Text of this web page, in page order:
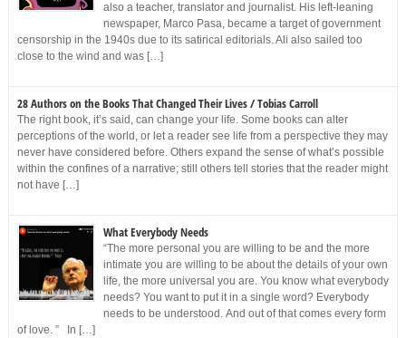
also a teacher, translator and journalist. His left-leaning
newspaper, Marco Pasa, became a target of government
censorship in the 1940s due to its satirical editorials. Ali also sailed too
close to the wind and was […]
28 Authors on the Books That Changed Their Lives / Tobias Carroll
The right book, it’s said, can change your life. Some books can alter
perceptions of the world, or let a reader see life from a perspective they may
never have considered before. Others expand the sense of what’s possible
within the confines of a narrative; still others tell stories that the reader might
not have […]
What Everybody Needs
“The more personal you are willing to be and the more
intimate you are willing to be about the details of your own
life, the more universal you are. You know what everybody
needs? You want to put it in a single word? Everybody
needs to be understood. And out of that comes every form
of love. ” In […]